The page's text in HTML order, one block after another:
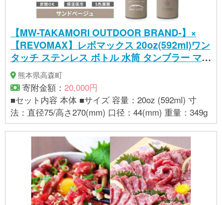
【MW-TAKAMORI OUTDOOR BRAND-】×
【REVOMAX】レボマックス 20oz(592ml)ワン
タッチ ステンレス ボトル 水筒 タンブラー マグ
ボトル 真空断熱 保温 保冷 炭酸OK キャンプ ア
ウトドア オフィス【サンドベージュ(全5色展
開)】
熊本県高森町
寄附金額： 20,000円
■セット内容 本体 ■サイズ 容量：20oz (592ml) 寸
法：直径75/高さ270(mm) 口径：44(mm) 重量：349g